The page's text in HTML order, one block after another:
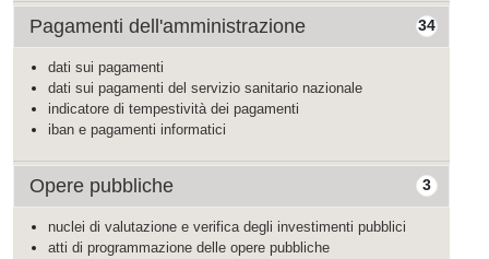
34
Pagamenti dell'amministrazione
dati sui pagamenti
dati sui pagamenti del servizio sanitario nazionale
indicatore di tempestività dei pagamenti
iban e pagamenti informatici
3
Opere pubbliche
nuclei di valutazione e verifica degli investimenti pubblici
atti di programmazione delle opere pubbliche